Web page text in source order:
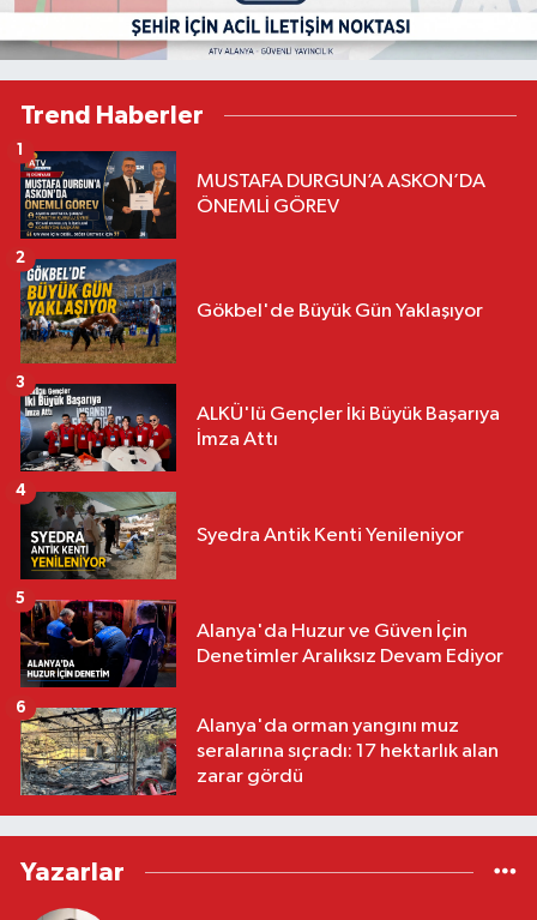
Trend Haberler
MUSTAFA DURGUN’A ASKON’DA
ÖNEMLİ GÖREV
1
Gökbel'de Büyük Gün Yaklaşıyor
2
ALKÜ'lü Gençler İki Büyük Başarıya
İmza Attı
3
Syedra Antik Kenti Yenileniyor
4
Alanya'da Huzur ve Güven İçin
Denetimler Aralıksız Devam Ediyor
5
Alanya'da orman yangını muz
seralarına sıçradı: 17 hektarlık alan
zarar gördü
6
Yazarlar